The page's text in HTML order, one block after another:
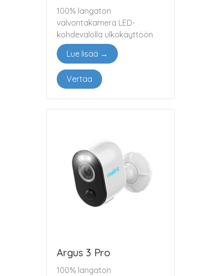
100% langaton
valvontakamera LED-
kohdevalolla ulkokäyttöön
Lue lisää →
Vertaa
Argus 3 Pro
100% langaton